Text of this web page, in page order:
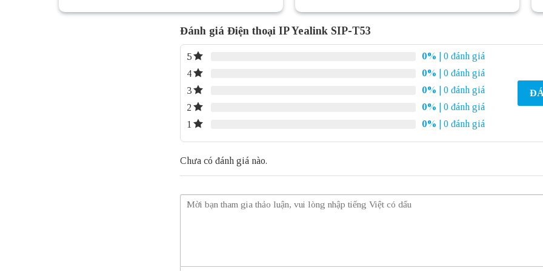
Đánh giá Điện thoại IP Yealink SIP-T53
5 0%
| 0 đánh giá
4
0%
| 0 đánh giá
3
0%
| 0 đánh giá
2
0%
| 0 đánh giá
1
0% | 0 đánh giá
Chưa có đánh giá nào.